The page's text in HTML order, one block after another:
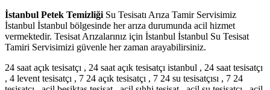
İstanbul Petek Temizliği Su Tesisatı Arıza Tamir Servisimiz
İstanbul İstanbul bölgesinde her arıza durumunda acil hizmet
vermektedir. Tesisat Arızalarınız için İstanbul İstanbul Su Tesisat
Tamiri Servisimizi güvenle her zaman arayabilirsiniz.
24 saat açık tesisatçı , 24 saat açık tesisatçı istanbul , 24 saat tesisatçı , 4 levent tesisatçı , 7 24 açık tesisatçı , 7 24 su tesisatçısı , 7 24 tesisatçı , acil beşiktaş tesisat , acil sıhhi tesisat , acil su tesisatçı , acil tesisat ustası , acil tesisatçı , açık su tesisatçısı , açık tesisatçı , alafranga tuvalet gideri , alafranga tuvalet tıkanıklığı açma , alaturka tuvalet açıcı , alaturka tuvalet gideri , alibeyköy su tesisatçısı , alibeyköy tesisatçı , ana gider tıkanıklığı , anka tesisat , armut su tesisatçısı , armut tesisatçı , arnavutköy gider açma , arnavutköy gider tıkanıklığı açma , arnavutköy pimaş açma , arnavutköy su tesisatçısı , arnavutköy tesisatçı , arnavutköy tıkanıklık açma , arnavutköy tuvalet tıkanıklığı açma , atakent tesisat , ataköy gider açma , ataköy gider tıkanıklığı açma , ataköy pimaş açma , ataköy su tesisatçısı , ataköy tesisatçı , ataköy tıkanıklık açma , ataköy tuvalet tıkanıklığı açma , ataşehir sıhhi tesisat , ataşehir tesisatçı , ataşehir tıkanıklık açma , ataşehir tuvalet tıkanıklığı açma , atık su borusu tıkanıklığı açma , atık su gideri , avcılar gider açma , avcılar gider tıkanıklığı açma , avcılar lavabo açma , avcılar pimaş açma , avcılar sıhhi tesisat , avcılar tesisat , avcılar tıkanıklık açma , avcılar tuvalet açma , avcılar tuvalet tıkanıklığı açma , avcılarda tesisatçı , avcilar sutesisatcisi , ayazağa gider açma , ayazağa gider tıkanıklığı açma , ayazağa pimaş açma , ayazağa tıkanıklık açma , ayazağa tuvalet tıkanıklığı açma , bağcılar da su tesisatçısı , bağcılar gider açma , bağcılar gider tıkanıklığı açma , bağcılar pimaş açma , bağcılar su tesisatçı , bağcılar tıkanıklık açma , bağcılar tuvalet açma , bağcılar tuvalet tıkanıklığı açma , bağcılarda tesisatçı , bahçelievler gider açma , bahçelievler gider tıkanıklığı açma , bahçelievler lavabo açma , bahçelievler pimaş açma , bahçelievler sıhhi tesisatçı , bahçelievler su tesisatçısı , bahçelievler tesisatçı , bahçelievler tıkanıklık açma , bahçelievler tuvalet açma , bahçelievler tuvalet tıkanıklığı açma , bahçelievler yayla tesisatçı , bahçeşehir tesisatçı , bakırköy gider açma , bakırköy gider tıkanıklığı açma , bakırköy lavabo açma , bakırköy pimaş açma , bakırköy su tesisat , bakırköy su tesisatçısı , bakırköy tıkanıklık açma , bakırköy tuvalet tıkanıklığı açma , balkon gideri açma , bana en yakın su tesisatçısı , banyo borusu tıkandı , banyo gider açma , banyo gider tesisatı , banyo gideri açma fiyat , banyo gideri temizleme , banyo gideri tıkalı , banyo gideri tıkandı , banyo gideri tıkanıklığı , banyo gideri tıkanıklığı açma , banyo gideri tıkanması , banyo giderini açma , banyo giderini açmak için , banyo giderinin tıkanması , banyo su gideri tıkandı , banyo su tesisatı , banyo tıkandı , banyo tıkanıklığı , banyo tıkanıklığı açma , banyo tıkanıklığı nasıl açılır , banyo tıkanıklık açma , banyo tuvalet tıkanıklığı açma , başakşehir gider açma , başakşehir gider tıkanıklığı açma , başakşehir lavabo açma , başakşehir pimaş açma , başakşehir su tesisatçısı , başakşehir tesisatçı , başakşehir tıkanıklık açma , başakşehir tuvalet açma , başakşehir tuvalet tıkanıklığı açma , bayrampaşa gider açma , bayrampaşa gider tıkanıklığı açma , bayrampaşa pimaş açma , bayrampaşa su tesisatçısı , bayrampaşa tıkanıklık açma , bayrampaşa tuvalet açma , bayrampaşa tuvalet tıkanıklığı açma , bebek su tesisatçısı , bebek tesisatçı , belediye tuvalet açma , belediye tuvalet tıkanıklığı açma , beşiktaş gider açma , beşiktaş gider tıkanıklığı açma , beşiktaş lavabo açma , beşiktaş pimaş açma , beşiktaş su tesisatçısı , beşiktaş tesisat , beşiktaş tıkanıklık açma , beşiktaş tuvalet açma , beşiktaş tuvalet tıkanıklığı açma , beyazıt gider açma , beyazıt gider tıkanıklığı açma , beyazıt pimaş açma , beyazıt tıkanıklık açma , beyazıt tuvalet tıkanıklığı açma , beylerbeyi tesisatçı , beylikduzu su tesisatci , beylikdüzü gider açma , beylikdüzü gider tıkanıklığı açma , beylikdüzü pimaş açma , beylikdüzü su tesisatçısı , beylikdüzü tesisatçı , beylikdüzü tıkanıklık açma , beylikdüzü tuvalet tıkanıklığı açma , beyoğlu gider açma , beyoğlu gider tıkanıklığı açma , beyoğlu pimaş açma , beyoğlu tesisatçı , beyoğlu tıkanıklık açma , beyoğlu tuvalet tıkanıklığı açma , bina gideri açma , bokla tıkanan tuvalet nasıl açılır , boru açma , boru tıkanıklığı , boru tıkanıklığı açma , boru tıkanması , bostancı tesisatçı , bostancı tıkanıklık açma , bulaşık makinesi gider tıkanıklığı , büyükçekmece gider açma , büyükçekmece gider tıkanıklığı açma , büyükçekmece pimaş açma , büyükçekmece tesisatçı , büyükçekmece tıkanıklık açma , büyükçekmece tuvalet tıkanıklığı açma , cennet mahallesi tesisatçı , cevizli su tesisatçısı , cihazlı su tesisatçısı , cihazlı tesisatçı , çağlayan gider açma , çağlayan gider tıkanıklığı açma , çağlayan pimaş açma , çağlayan tıkanıklık açma , çağlayan tuvalet tıkanıklığı açma , çatalca gider açma , çatalca gider tıkanıklığı açma , çatalca pimaş açma , çatalca tıkanıklık açma , çatalca tuvalet tıkanıklığı açma , çeliktepe gider açma , çeliktepe gider tıkanıklığı açma , çeliktepe pimaş açma , çeliktepe tıkanıklık açma , çeliktepe tuvalet tıkanıklığı açma , dudullu tesisatçı , eminönü gider açma , eminönü gider tıkanıklığı açma , eminönü pimaş açma , eminönü tıkanıklık açma , eminönü tuvalet tıkanıklığı açma , en iyi su tesisatçısı , en iyi tesisat , en yakın sıhhi tesisat , en yakın su tesisatçısı , en yakın sucu su tesisatçısı , en yakın tesisatçı , erenköy tesisatçı , esatpaşa su tesisatçısı , esenevler su tesisatçısı , esenkent tesisatçı , esenler atışalanı su tesisatçısı , esenler de su tesisatçısı , esenler gider açma , esenler gider tıkanıklığı açma , esenler lavabo açma , esenler pimaş açma , esenler su tesisatçısı , esenler tesisat , esenler tıkanıklık açma , esenler tuvalet açma , esenler tuvalet tıkanıklığı açma , esentepe su tesisatçısı , esenyalı tesisatçı , esenyurt gider açma , esenyurt gider tıkanıklığı açma , esenyurt kanal açma , esenyurt pimaş açma , esenyurt su tesisat , esenyurt su tesisatçısı , esenyurt tıkanıklık açma , esenyurt tuvalet açma , esenyurt tuvalet tıkanıklığı açma , etiler gider açma , etiler gider tıkanıklığı açma , etiler pimaş açma , etiler tesisatçı , etiler tıkanıklık açma , etiler tuvalet tıkanıklığı açma , ev pis su tesisatı döşeme , evde gider açma , evde kanalizasyon tıkanıklığı , evde lavabo acma , evde lavabo açma , evde tıkalı klozet nasıl açılır , evde tıkanan tuvalet nasıl açılır , evde tuvalet tıkanıklığı açma , eve gelen su tamircisi , eve gelen tesisatci , eve gelen tesisatçı , evin gideri tıkandı , evinizin tesisatçısı , eyüp gider açma , eyüp gider tıkanıklığı açma , eyüp pimaş açma , eyüp tesisatçı , eyüp tıkanıklık açma , eyüp tuvalet açma , eyüp tuvalet tıkanıklığı açma , eyüpsultan gider açma , eyüpsultan gider tıkanıklığı açma , eyüpsultan pimaş açma , eyüpsultan tıkanıklık açma , eyüpsultan tuvalet tıkanıklığı açma , fatih gider açma , fatih gider tıkanıklığı açma , fatih pimaş açma , fatih su tesisatçısı , fatih tesisat , fatih tıkanıklık açma , fatih tuvalet tıkanıklığı açma , fındıklı tesisatçı , florya tesisatçı , fulya gider açma , fulya gider tıkanıklığı açma , fulya pimaş açma , fulya su tesisatçısı , fulya tesisatçı , fulya tıkanıklık açma , fulya tuvalet tıkanıklığı açma , garantili tıkanıklık açma , gayrettepe gider açma , gayrettepe gider tıkanıklığı açma , gayrettepe pimaş açma , gayrettepe tıkanıklık açma , gayrettepe tuvalet tıkanıklığı açma , gaziosmanpaşa gider tıkanıklığı açma , gaziosmanpaşa pimaş açma , gaziosmanpaşa tıkanıklık açma , gider acma , gider açma , gider açma arnavutköy , gider açma ataköy , gider açma avcılar , gider açma ayazağa , gider açma bağcılar , gider açma bahçelievler , gider açma bakırköy , gider açma başakşehir , gider açma bayrampaşa , gider açma beşiktaş , gider açma beyazıt , gider açma beylikdüzü , gider açma beyoğlu , gider açma büyükçekmece , gider açma çağlayan , gider açma çatalca , gider açma çeliktepe , gider açma eminönü , gider açma esenler , gider açma esenyurt , gider açma etiler , gider açma eyüp , gider açma eyüpsultan , gider açma fatih , gider açma fulya , gider açma gayrettepe , gider açma gaziosmanpaşa , gider açma gop , gider açma göktürk , gider açma gültepe , gider açma gümüşyaka , gider açma güngören , gider açma halaskargazi , gider açma halıcıoğlu , gider açma halkalı , gider açma hamidiye , gider açma harbiye , gider açma kağıthane , gider açma karagümrük , gider açma kocamustafapaşa , gider açma kumburgaz , gider açma küçükçekmece , gider açma maslak , gider açma mecidiyeköy , gider açma nurtepe , gider açma ortaköy , gider açma piyalepaşa , gider açma sarıyer , gider açma servisi , gider açma seyrantepe , gider açma silivri , gider açma silivrikapı , gider açma sultangazi , gider açma şirinevler , gider açma şişli , gider açma taksim , gider açma teşvikiye , gider açma topkapı , gider açma ulus , gider açma ücreti , gider açma yenibosna , gider açma zekeriyaköy , gider açma zeytinburnu , gider borusu açma , gider borusu temizleme , gider borusu tıkandı , gider borusu tıkanıklığı açma , gider borusu tikanmasi , gider temizleme , gider tesisatı , gider tıkandı , gider tıkanıklığı , gider tıkanıklığı açma , gider tıkanıklığı açma arnavutköy , gider tıkanıklığı açma ataköy , gider tıkanıklığı açma avcılar , gider tıkanıklığı açma ayazağa , gider tıkanıklığı açma bağcılar , gider tıkanıklığı açma bahçelievler , gider tıkanıklığı açma bakırköy , gider tıkanıklığı açma başakşehir , gider tıkanıklığı açma bayrampaşa , gider tıkanıklığı açma beşiktaş , gider tıkanıklığı açma beyazıt , gider tıkanıklığı açma beylikdüzü , gider tıkanıklığı açma beyoğlu , gider tıkanıklığı açma büyükçekmece , gider tıkanıklığı açma çağlayan , gider tıkanıklığı açma çatalca , gider tıkanıklığı açma çeliktepe , gider tıkanıklığı açma eminönü , gider tıkanıklığı açma esenler , gider tıkanıklığı açma esenyurt , gider tıkanıklığı açma etiler , gider tıkanıklığı açma eyüp , gider tıkanıklığı açma eyüpsultan , gider tıkanık